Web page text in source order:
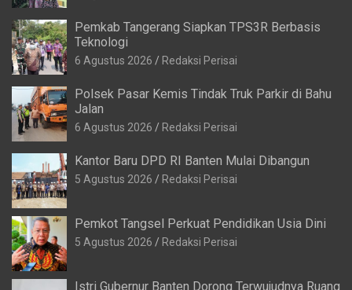
6 Agustus 2026 Redaksi Perisai
Kantor Baru DPD RI Banten Mulai Dibangun
Pemkot Tangsel Perkuat Pendidikan Usia Dini
Istri Gubernur Banten Dorong Terwujudnya Ruang
5 Agustus 2026 Redaksi Perisai
Satlantas Polresta Tangerang Edukasi
5 Agustus 2026 Redaksi Perisai